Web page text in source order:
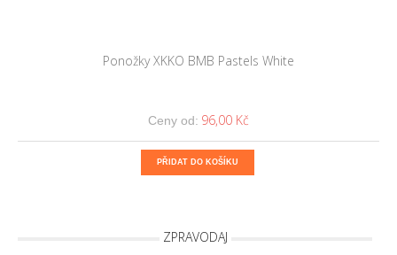
Ponožky XKKO BMB Pastels White
Ceny od: 96,00 Kč
PŘIDAT DO KOŠÍKU
ZPRAVODAJ